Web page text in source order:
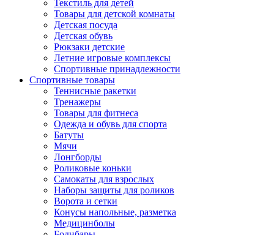
Текстиль для детей
Товары для детской комнаты
Детская посуда
Детская обувь
Рюкзаки детские
Летние игровые комплексы
Спортивные принадлежности
Спортивные товары
Теннисные ракетки
Тренажеры
Товары для фитнеса
Одежда и обувь для спорта
Батуты
Мячи
Лонгборды
Роликовые коньки
Самокаты для взрослых
Наборы защиты для роликов
Ворота и сетки
Конусы напольные, разметка
Медицинболы